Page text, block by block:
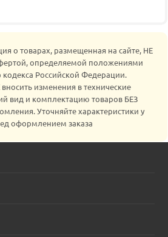
о товарах, размещенная на сайте, НЕ
определяемой положениями
кодекса Российской Федерации.
изменения в технические
вид и комплектацию товаров БЕЗ
Уточняйте характеристики у
оформлением заказа